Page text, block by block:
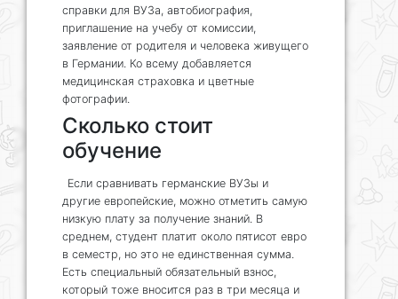
справки для ВУЗа, автобиография,
приглашение на учебу от комиссии,
заявление от родителя и человека живущего
в Германии. Ко всему добавляется
медицинская страховка и цветные
фотографии.
Сколько стоит
обучение
Если сравнивать германские ВУЗы и
другие европейские, можно отметить самую
низкую плату за получение знаний. В
среднем, студент платит около пятисот евро
в семестр, но это не единственная сумма.
Есть специальный обязательный взнос,
который тоже вносится раз в три месяца и